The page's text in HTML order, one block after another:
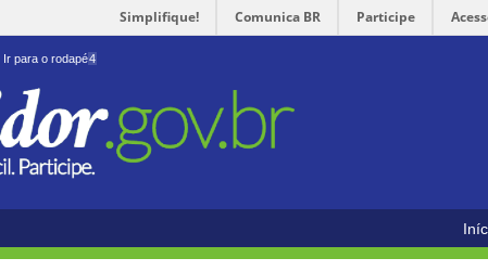
Simplifique! Comunica BR Participe
Ir para o rodapé4